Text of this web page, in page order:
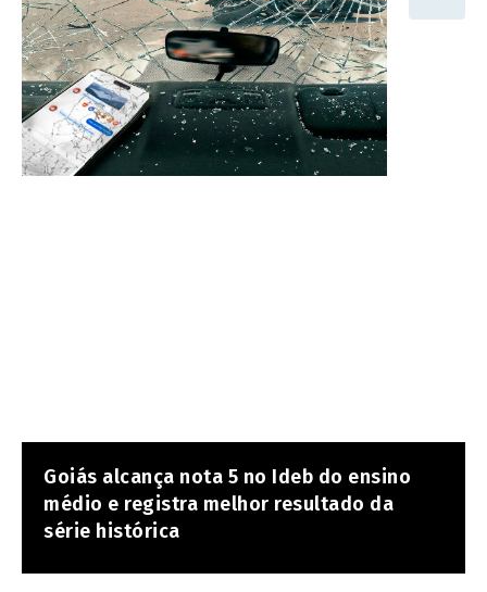
Goiás alcança nota 5 no Ideb do ensino
médio e registra melhor resultado da
série histórica